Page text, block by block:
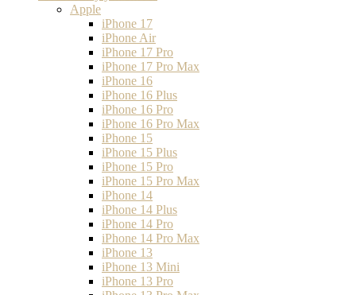
Apple
iPhone 17
iPhone Air
iPhone 17 Pro
iPhone 17 Pro Max
iPhone 16
iPhone 16 Plus
iPhone 16 Pro
iPhone 16 Pro Max
iPhone 15
iPhone 15 Plus
iPhone 15 Pro
iPhone 15 Pro Max
iPhone 14
iPhone 14 Plus
iPhone 14 Pro
iPhone 14 Pro Max
iPhone 13
iPhone 13 Mini
iPhone 13 Pro